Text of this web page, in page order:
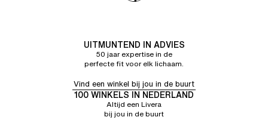
UITMUNTEND IN ADVIES
50 jaar expertise in de
perfecte fit voor elk lichaam.
Vind een winkel bij jou in de buurt
100 WINKELS IN NEDERLAND
Altijd een Livera
bij jou in de buurt